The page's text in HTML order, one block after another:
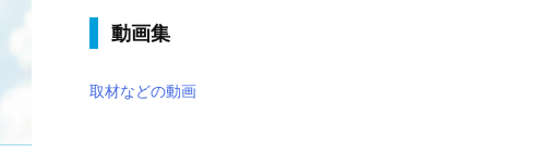
動画集
取材などの動画